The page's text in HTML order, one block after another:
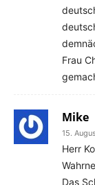
Frau
Mike
15.
Herr
Das